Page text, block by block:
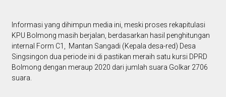
Informasi yang dihimpun media ini, meski proses rekapitulasi
KPU Bolmong masih berjalan, berdasarkan hasil penghitungan
internal Form C1, Mantan Sangadi (Kepala desa-red) Desa
Singsingon dua periode ini di pastikan meraih satu kursi DPRD
Bolmong dengan meraup 2020 dari jumlah suara Golkar 2706
suara.